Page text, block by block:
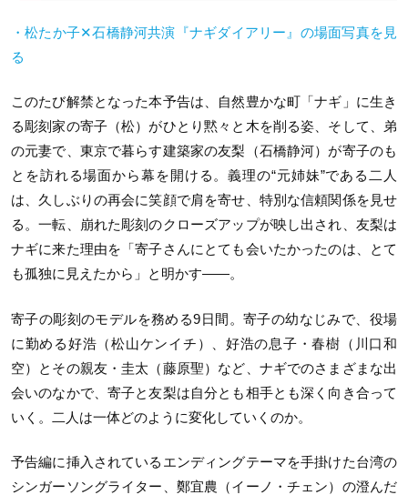
・松たか子✕石橋静河共演『ナギダイアリー』の場面写真を見
る
このたび解禁となった本予告は、自然豊かな町「ナギ」に生き
る彫刻家の寄子（松）がひとり黙々と木を削る姿、そして、弟
の元妻で、東京で暮らす建築家の友梨（石橋静河）が寄子のも
とを訪れる場面から幕を開ける。義理の“元姉妹”である二人
は、久しぶりの再会に笑顔で肩を寄せ、特別な信頼関係を見せ
る。一転、崩れた彫刻のクローズアップが映し出され、友梨は
ナギに来た理由を「寄子さんにとても会いたかったのは、とて
も孤独に見えたから」と明かす――。
寄子の彫刻のモデルを務める9日間。寄子の幼なじみで、役場
に勤める好浩（松山ケンイチ）、好浩の息子・春樹（川口和
空）とその親友・圭太（藤原聖）など、ナギでのさまざまな出
会いのなかで、寄子と友梨は自分とも相手とも深く向き合って
いく。二人は一体どのように変化していくのか。
予告編に挿入されているエンディングテーマを手掛けた台湾の
シンガーソングライター、鄭宜農（イーノ・チェン）の澄んだ